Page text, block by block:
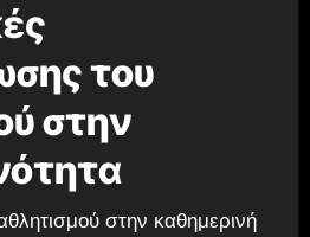
του
στην
στην καθημερινή